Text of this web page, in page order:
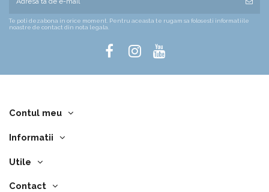
Te poti dezabona in orice moment. Pentru aceasta te rugam sa folosesti informatiile
noastre de contact din nota legala.
Contul meu
Informatii
Utile
Contact